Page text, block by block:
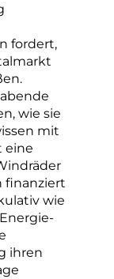
fordert,
wie sie
mit
eine
finanziert
wie
ihren